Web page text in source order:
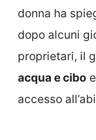
donna ha
dopo alcuni
proprietari, il
acqua e cibo
accesso